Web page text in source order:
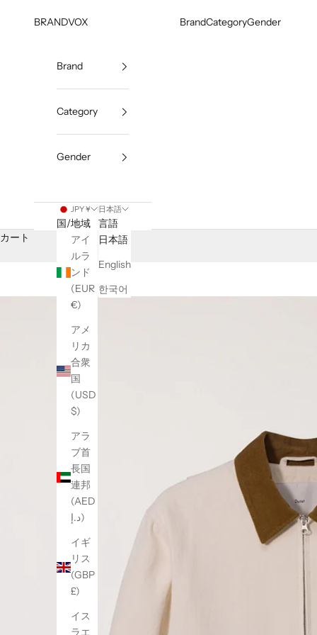
BRANDVOX
BrandCategoryGender
Brand
Category
Gender
JPY ¥
国/地域
アイ
ルラ
ンド
(EUR
€)
アメ
リカ
合衆
国
(USD
$)
アラ
ブ首
長国
連邦
(AED
د.إ)
イギ
リス
(GBP
£)
イス
ラエ
日本語
言語
日本語
English
한국어
カート